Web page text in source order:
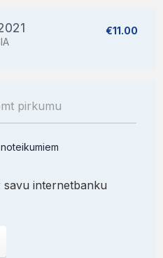
€11.00
savu internetbanku